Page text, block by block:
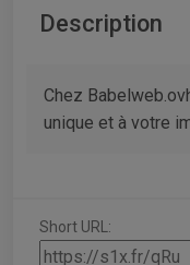
Description
Chez
unique et à votre
Short URL: